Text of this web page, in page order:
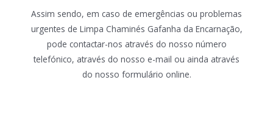
Assim sendo, em caso de emergências ou problemas
urgentes de Limpa Chaminés Gafanha da Encarnação,
pode contactar-nos através do nosso número
telefónico, através do nosso e-mail ou ainda através
do nosso formulário online.